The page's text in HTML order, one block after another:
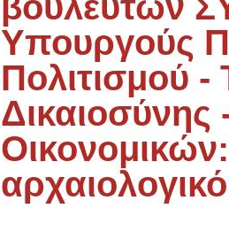
Υπουργούς
Πολιτισμού -